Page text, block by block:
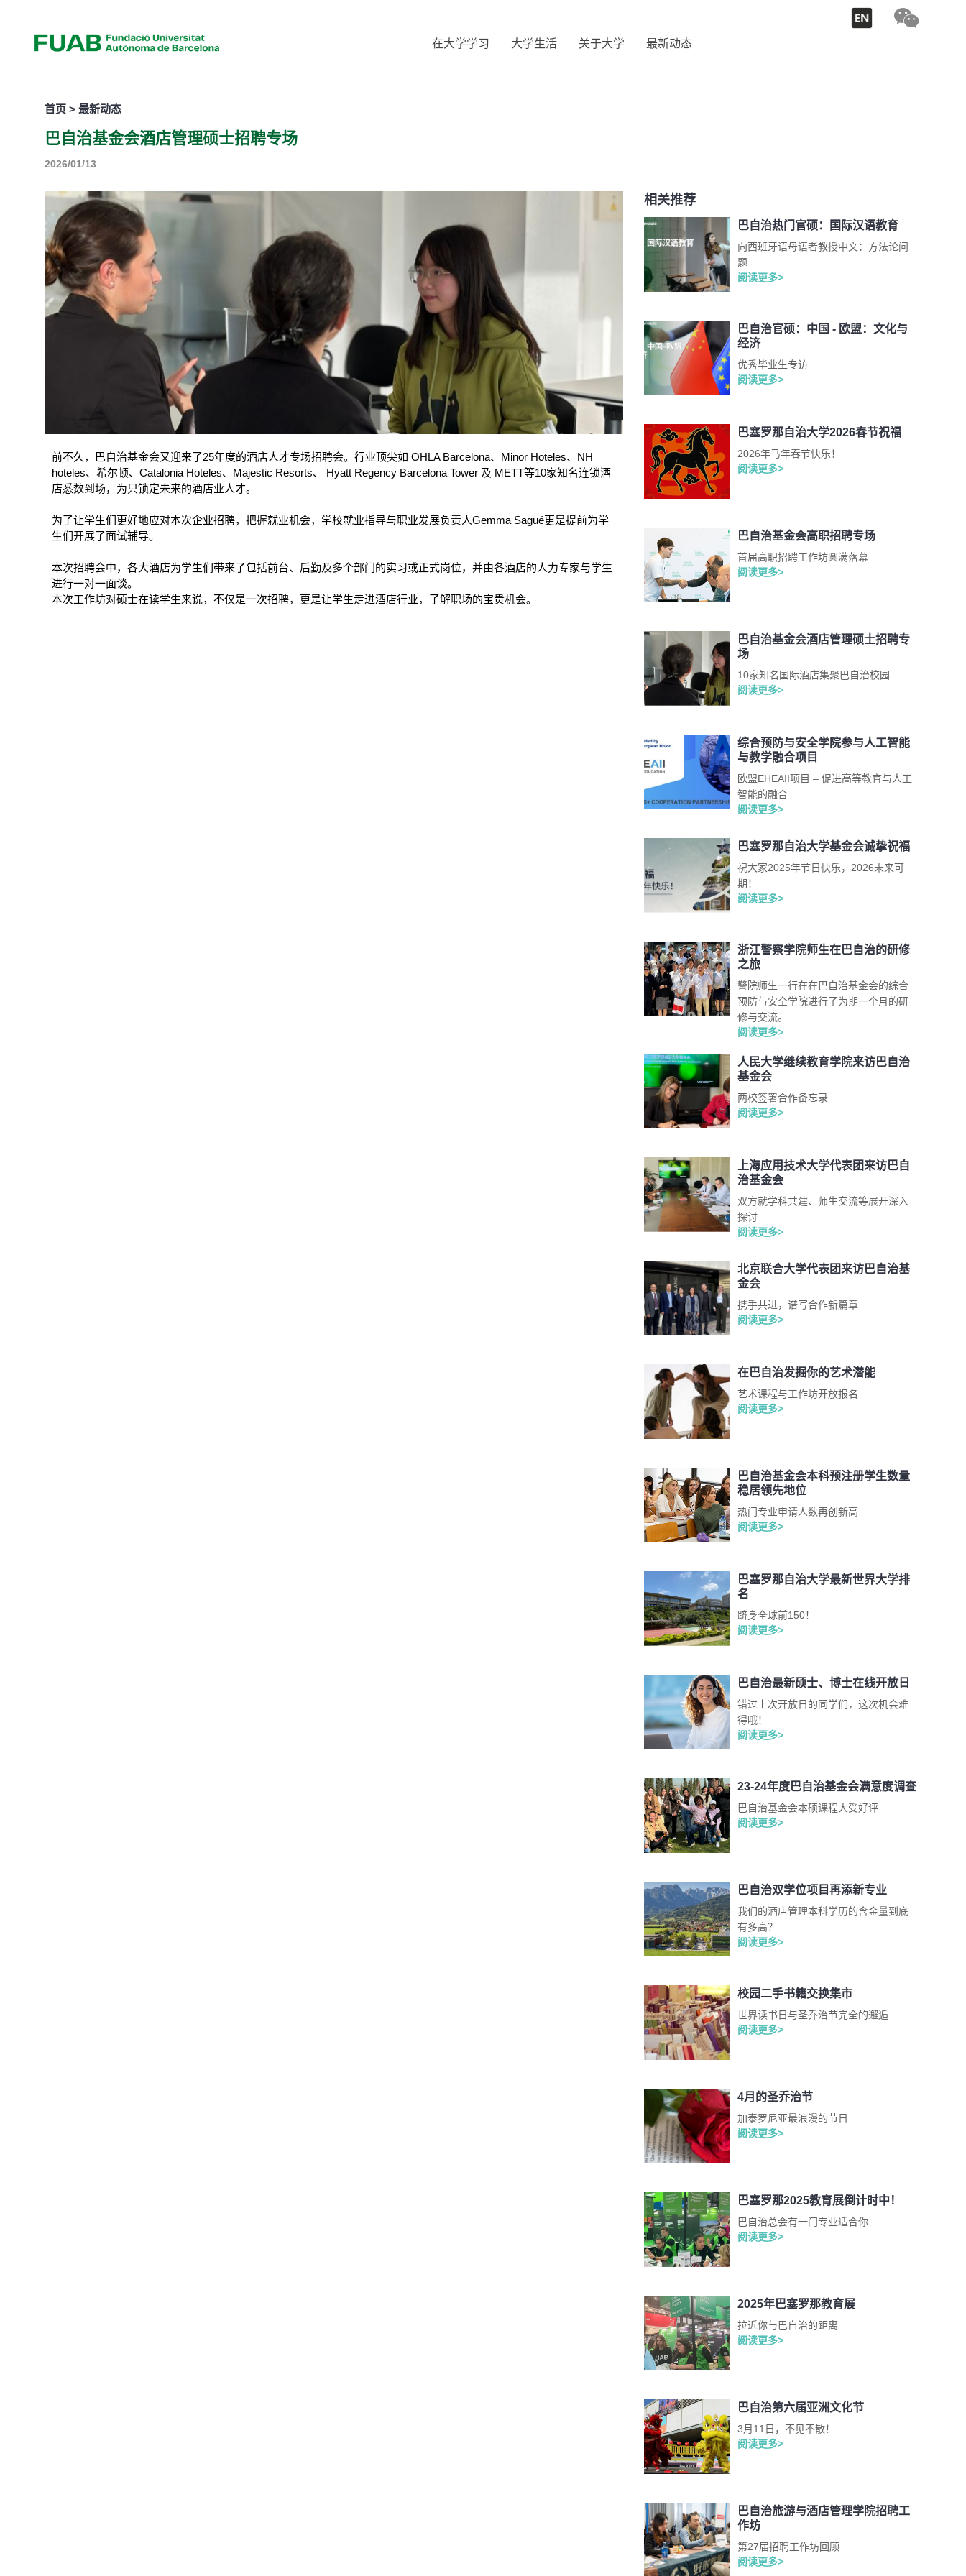
在大学学习 大学生活 关于大学 最新动态
首页 > 最新动态
巴自治基金会酒店管理硕士招聘专场
2026/01/13
前不久，巴自治基金会又迎来了25年度的酒店人才专场招聘会。行业顶尖如 OHLA Barcelona、 Minor Hoteles、 NH
hoteles、希尔顿、 Catalonia Hoteles、 Majestic Resorts、 Hyatt Regency Barcelona Tower 及 METT等10家知名连锁酒
店悉数到场，为只锁定未来的酒店业人才。
为了让学生们更好地应对本次企业招聘，把握就业机会，学校就业指导与职业发展负责人Gemma Sagué更是提前为学
生们开展了面试辅导。
本次招聘会中，各大酒店为学生们带来了包括前台、后勤及多个部门的实习或正式岗位，并由各酒店的人力专家与学生
进行一对一面谈。
本次工作坊对硕士在读学生来说，不仅是一次招聘，更是让学生走进酒店行业，了解职场的宝贵机会。
相关推荐
巴自治热门官硕：国际汉语教育
向西班牙语母语者教授中文：方法论问
题
阅读更多>
巴自治官硕：中国 - 欧盟：文化与
经济
优秀毕业生专访
阅读更多>
巴塞罗那自治大学2026春节祝福
2026年马年春节快乐！
阅读更多>
巴自治基金会高职招聘专场
首届高职招聘工作坊圆满落幕
阅读更多>
巴自治基金会酒店管理硕士招聘专
场
10家知名国际酒店集聚巴自治校园
阅读更多>
综合预防与安全学院参与人工智能
与教学融合项目
欧盟EHEAII项目 – 促进高等教育与人工
智能的融合
阅读更多>
巴塞罗那自治大学基金会诚挚祝福
祝大家2025年节日快乐，2026未来可
期！
阅读更多>
浙江警察学院师生在巴自治的研修
之旅
警院师生一行在在巴自治基金会的综合
预防与安全学院进行了为期一个月的研
修与交流。
阅读更多>
人民大学继续教育学院来访巴自治
基金会
两校签署合作备忘录
阅读更多>
上海应用技术大学代表团来访巴自
治基金会
双方就学科共建、师生交流等展开深入
探讨
阅读更多>
北京联合大学代表团来访巴自治基
金会
携手共进，谱写合作新篇章
阅读更多>
在巴自治发掘你的艺术潜能
艺术课程与工作坊开放报名
阅读更多>
巴自治基金会本科预注册学生数量
稳居领先地位
热门专业申请人数再创新高
阅读更多>
巴塞罗那自治大学最新世界大学排
名
跻身全球前150！
阅读更多>
巴自治最新硕士、博士在线开放日
错过上次开放日的同学们，这次机会难
得哦！
阅读更多>
23-24年度巴自治基金会满意度调查
巴自治基金会本硕课程大受好评
阅读更多>
巴自治双学位项目再添新专业
我们的酒店管理本科学历的含金量到底
有多高？
阅读更多>
校园二手书籍交换集市
世界读书日与圣乔治节完全的邂逅
阅读更多>
4月的圣乔治节
加泰罗尼亚最浪漫的节日
阅读更多>
巴塞罗那2025教育展倒计时中！
巴自治总会有一门专业适合你
阅读更多>
2025年巴塞罗那教育展
拉近你与巴自治的距离
阅读更多>
巴自治第六届亚洲文化节
3月11日，不见不散！
阅读更多>
巴自治旅游与酒店管理学院招聘工
作坊
第27届招聘工作坊回顾
阅读更多>